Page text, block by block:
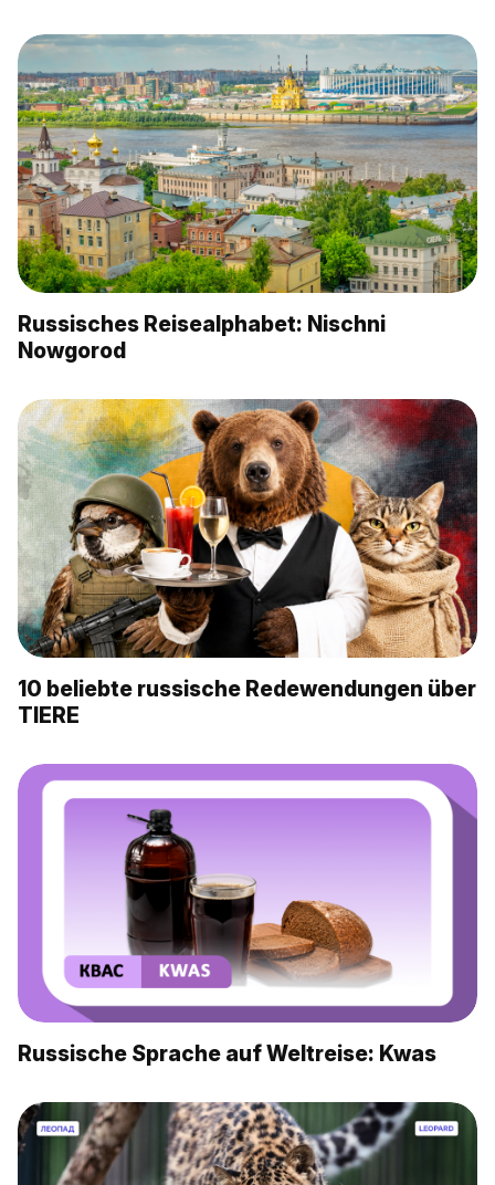
Russisches Reisealphabet: Nischni
Nowgorod
10 beliebte russische Redewendungen über
TIERE
Russische Sprache auf Weltreise: Kwas